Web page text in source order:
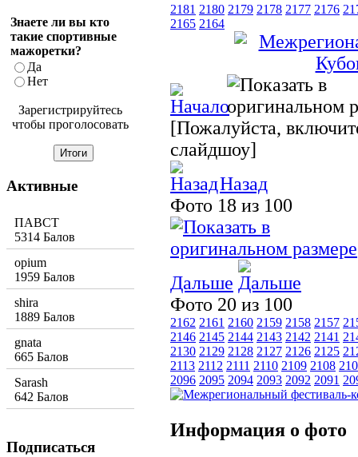
2181 2180 2179 2178 2177 2176
2165 2164
[Пожалуйста,
слайдшоу]
Назад
Фото 18 из 100
Дальше
Фото 20 из 100
2162 2161 2160 2159 2158 2157
2146 2145 2144 2143 2142 2141
2130 2129 2128 2127 2126 2125
2113 2112 2111 2110 2109 2108
2096 2095 2094 2093 2092 2091
Информация о фото
Знаете ли вы кто
такие спортивные
мажоретки?
Да
Нет
Зарегистрируйтесь
чтобы проголосовать
Активные
ПАВСТ
5314 Балов
opium
1959 Балов
shira
1889 Балов
gnata
665 Балов
Sarash
642 Балов
Подписаться